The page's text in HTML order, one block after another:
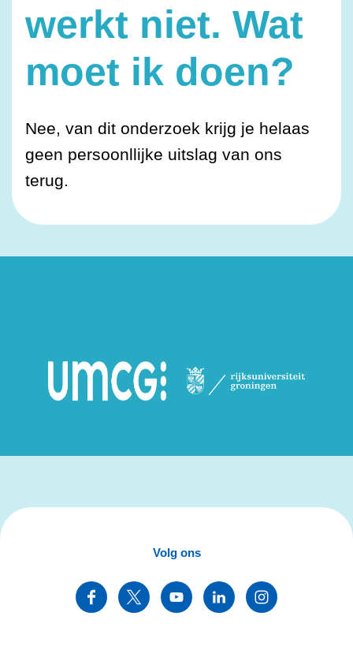
werkt niet. Wat
moet ik doen?
Nee, van dit onderzoek krijg je helaas
geen persoonllijke uitslag van ons
terug.
Volg ons